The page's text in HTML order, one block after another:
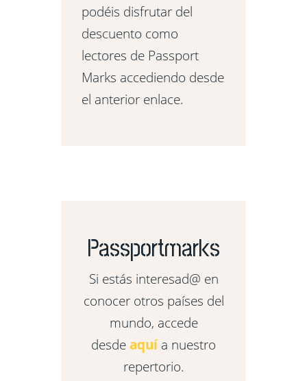
podéis disfrutar del
descuento como
lectores de Passport
Marks accediendo desde
el anterior enlace.
Passportmarks
Si estás interesad@ en
conocer otros países del
mundo, accede
desdeaquí a nuestro
repertorio.